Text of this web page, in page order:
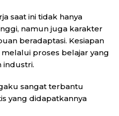
saat ini tidak hanya
namun juga karakter
beradaptasi. Kesiapan
proses belajar yang
industri.
sangat terbantu
yang didapatkannya